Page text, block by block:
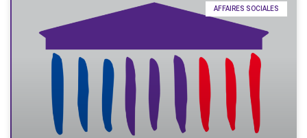
AFFAIRES SOCIALES